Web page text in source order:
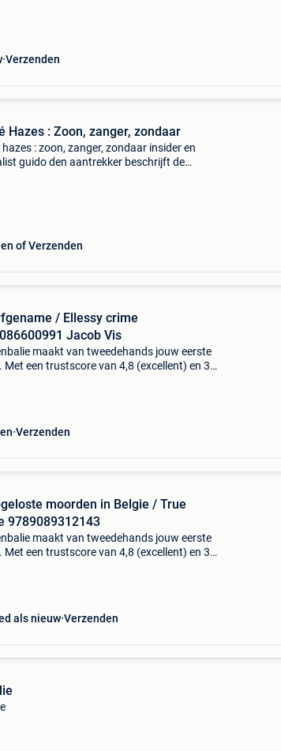
Verzenden
Hazes : Zoon, zanger, zondaar
: zoon, zanger, zondaar insider en
guido den aantrekker beschrijft de
of Verzenden
/ Ellessy crime
Jacob Vis
maakt van tweedehands jouw eerste
Met een trustscore van 4,8 (excellent) en 30
Verzenden
moorden in Belgie / True
9789089312143
maakt van tweedehands jouw eerste
Met een trustscore van 4,8 (excellent) en 30
als nieuw Verzenden